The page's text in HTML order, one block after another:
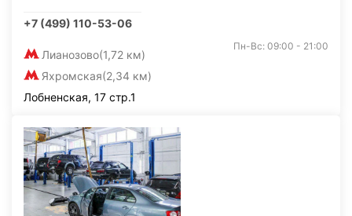
+7 (499) 110-53-06
Лианозово(1,72 км)
Яхромская(2,34 км)
Пн-Вс: 09:00 - 21:00
Лобненская, 17 стр.1